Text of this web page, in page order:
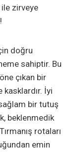
zirveye
doğru
sahiptir. Bu
çıkan bir
kasklardır. İyi
bir tutuş
beklenmedik
rotaları
emin